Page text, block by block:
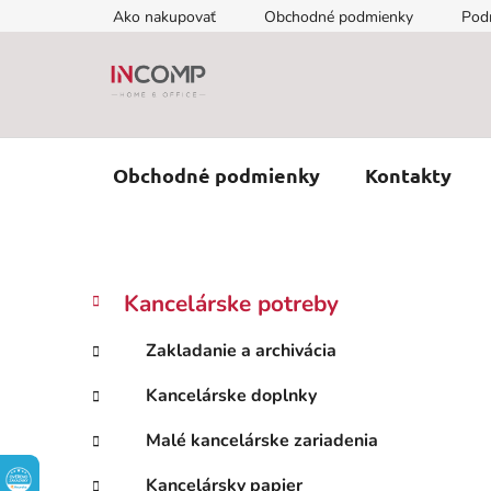
na
Ako nakupovať Obchodné podmienky
Obchodné podmienky Kontakty
B
č
ý
p
Preskočiť
kategórie
K
a
e
g
ó
r
e
Kancelárske potreby
Zakladanie a archivácia
Kancelárske doplnky
Malé kancelárske zariadenia
Kancelársky papier